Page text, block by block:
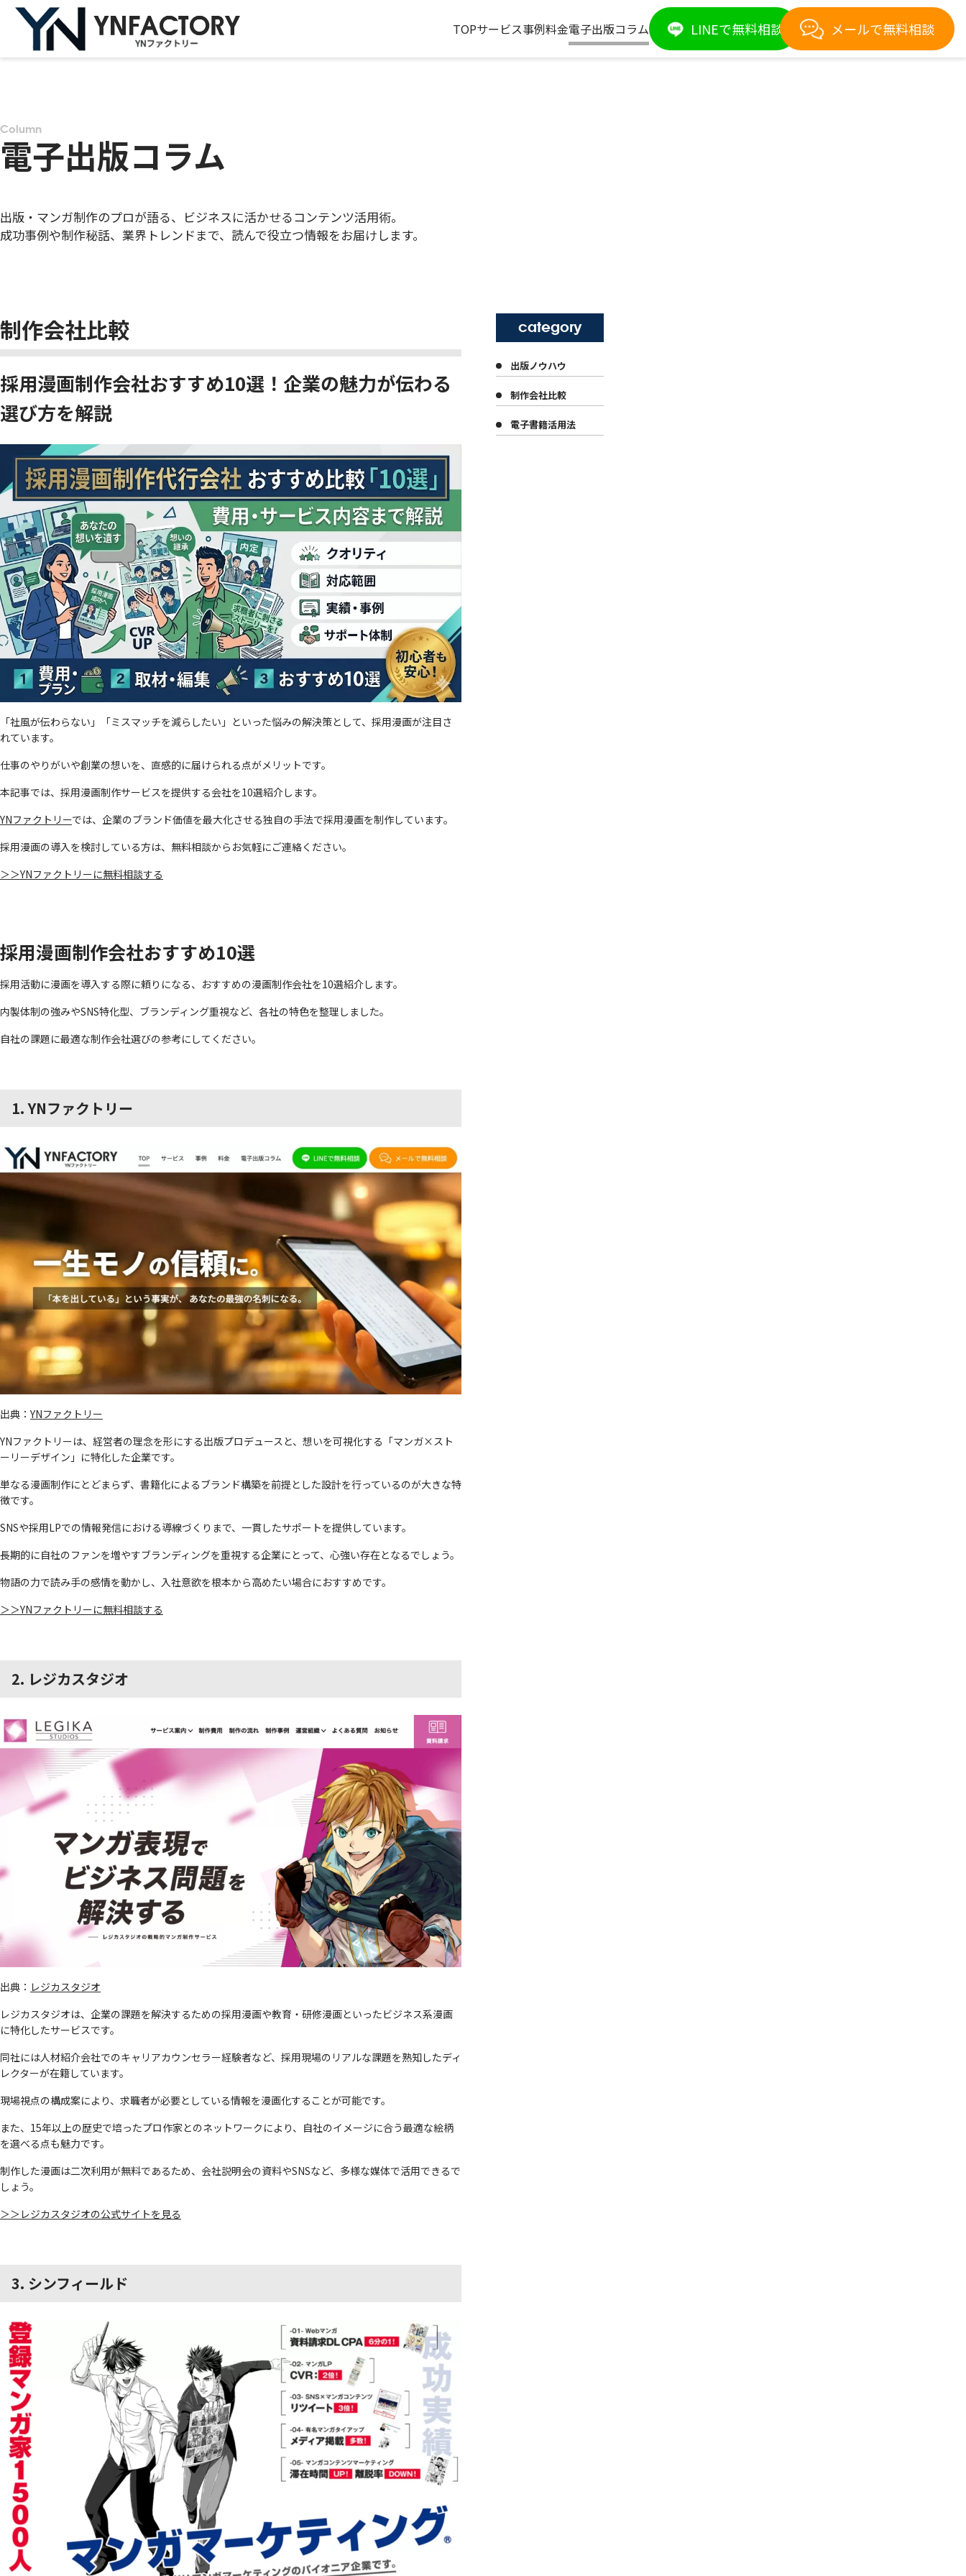
TOPサービス事例料金電子出版コラム LINEで無料相談 メールで無料相談
Column
電子出版コラム
出版・マンガ制作のプロが語る、ビジネスに活かせるコンテンツ活用術。
成功事例や制作秘話、業界トレンドまで、読んで役立つ情報をお届けします。
制作会社比較
採用漫画制作会社おすすめ10選！企業の魅力が伝わる
選び方を解説
「社風が伝わらない」「ミスマッチを減らしたい」といった悩みの解決策として、採用漫画が注目さ
れています。
仕事のやりがいや創業の想いを、直感的に届けられる点がメリットです。
本記事では、採用漫画制作サービスを提供する会社を10選紹介します。
YNファクトリーでは、企業のブランド価値を最大化させる独自の手法で採用漫画を制作しています。
採用漫画の導入を検討している方は、無料相談からお気軽にご連絡ください。
＞＞YNファクトリーに無料相談する
採用漫画制作会社おすすめ10選
採用活動に漫画を導入する際に頼りになる、おすすめの漫画制作会社を10選紹介します。
内製体制の強みやSNS特化型、ブランディング重視など、各社の特色を整理しました。
自社の課題に最適な制作会社選びの参考にしてください。
1. YNファクトリー
出典： YNファクトリー
YNファクトリーは、経営者の理念を形にする出版プロデュースと、想いを可視化する「マンガ×スト
ーリーデザイン」に特化した企業です。
単なる漫画制作にとどまらず、書籍化によるブランド構築を前提とした設計を行っているのが大きな特
徴です。
SNSや採用LPでの情報発信における導線づくりまで、一貫したサポートを提供しています。
長期的に自社のファンを増やすブランディングを重視する企業にとって、心強い存在となるでしょう。
物語の力で読み手の感情を動かし、入社意欲を根本から高めたい場合におすすめです。
＞＞YNファクトリーに無料相談する
2. レジカスタジオ
出典： レジカスタジオ
レジカスタジオは、企業の課題を解決するための採用漫画や教育・研修漫画といったビジネス系漫画
に特化したサービスです。
同社には人材紹介会社でのキャリアカウンセラー経験者など、採用現場のリアルな課題を熟知したディ
レクターが在籍しています。
現場視点の構成案により、求職者が必要としている情報を漫画化することが可能です。
また、15年以上の歴史で培ったプロ作家とのネットワークにより、自社のイメージに合う最適な絵柄
を選べる点も魅力です。
制作した漫画は二次利用が無料であるため、会社説明会の資料やSNSなど、多様な媒体で活用できるで
しょう。
＞＞レジカスタジオの公式サイトを見る
3. シンフィールド
category
出版ノウハウ
制作会社比較
電子書籍活用法